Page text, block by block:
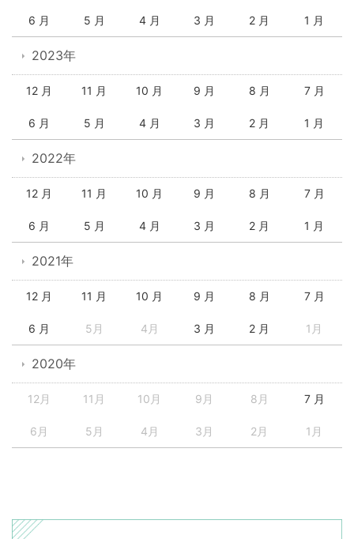
6 月 5 月 4 月 3 月 2 月 1 月
2023年
12 月 11 月 10 月 9 月 8 月 7 月
6 月 5 月 4 月 3 月 2 月 1 月
2022年
12 月 11 月 10 月 9 月 8 月 7 月
6 月 5 月 4 月 3 月 2 月 1 月
2021年
12 月 11 月 10 月 9 月 8 月 7 月
6 月 5月 4月 3 月 2 月 1月
2020年
12月 11月 10月 9月 8月 7 月
6月 5月 4月 3月 2月 1月